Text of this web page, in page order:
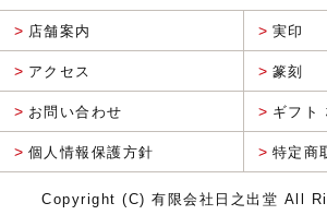
店舗案内
アクセス
お問い合わせ
個人情報保護方針
実印
篆刻
ギフト
特定商
Copyright (C) 有限会社日之出堂 All